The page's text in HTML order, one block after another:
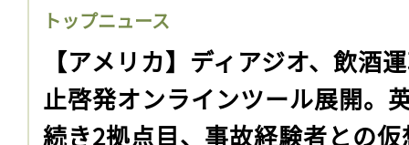
トップニュース
【アメリカ】ディアジオ、飲酒
止啓発オンラインツール展開。
続き2拠点目、事故経験者との仮